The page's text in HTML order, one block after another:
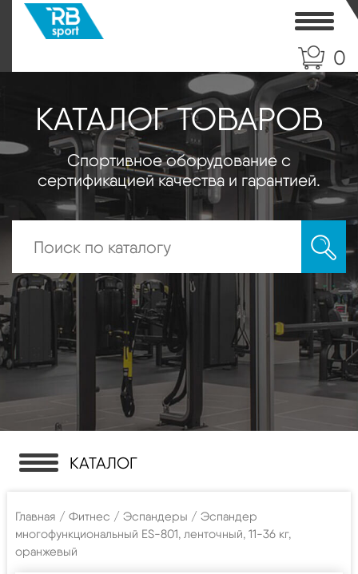
0
КАТАЛОГ ТОВАРОВ
Спортивное оборудование с
сертификацией качества и гарантией.
КАТАЛОГ
Главная / Фитнес / Эспандеры / Эспандер
многофункциональный ES-801, ленточный, 11-36 кг,
оранжевый